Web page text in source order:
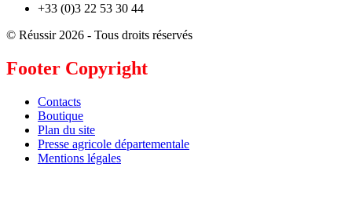
+33 (0)3 22 53 30 44
© Réussir 2026 - Tous droits réservés
Footer Copyright
Contacts
Boutique
Plan du site
Presse agricole départementale
Mentions légales